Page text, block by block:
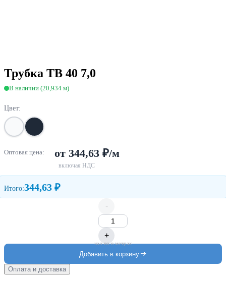
Трубка ТВ 40 7,0
В наличии (20,934 м)
Цвет:
Оптовая цена: от 344,63 ₽/м
включая НДС
Итого:344,63 ₽
-
+
кол-во в метрах
Добавить в корзину
Оплата и доставка